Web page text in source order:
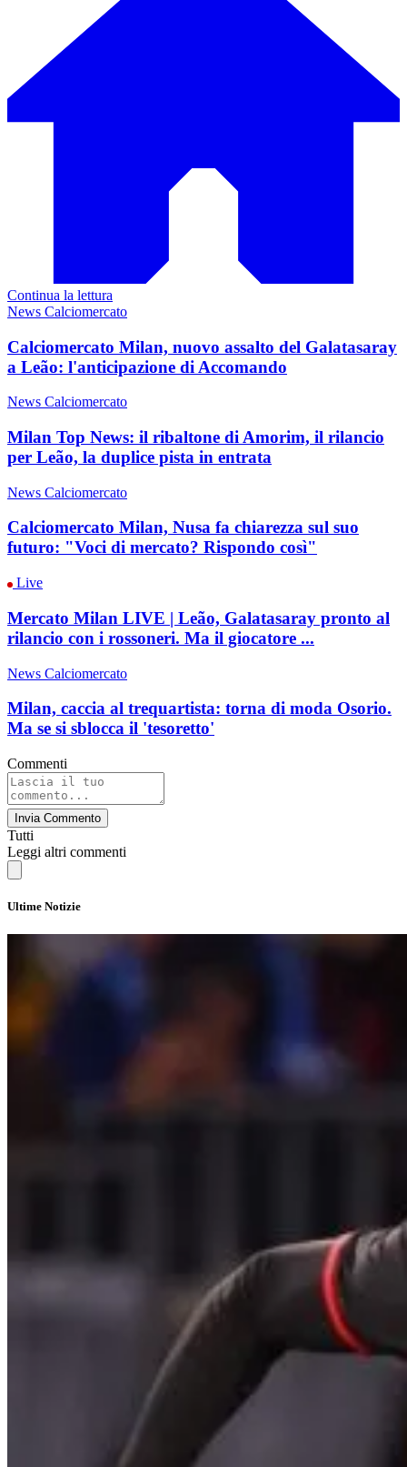
Continua la lettura
News Calciomercato
Calciomercato Milan, nuovo assalto del Galatasaray
a Leão: l'anticipazione di Accomando
News Calciomercato
Milan Top News: il ribaltone di Amorim, il rilancio
per Leão, la duplice pista in entrata
News Calciomercato
Calciomercato Milan, Nusa fa chiarezza sul suo
futuro: "Voci di mercato? Rispondo così"
Live
Mercato Milan LIVE | Leão, Galatasaray pronto al
rilancio con i rossoneri. Ma il giocatore ...
News Calciomercato
Milan, caccia al trequartista: torna di moda Osorio.
Ma se si sblocca il 'tesoretto'
Commenti
Invia Commento
Tutti
Leggi altri commenti
Ultime Notizie